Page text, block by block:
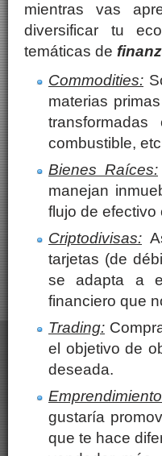
mientras vas
diversificar tu
temáticas de
Commodities:
materias
combustible,
Bienes Raíces:
manejan
flujo de efectivo
Criptodivisas:
tarjetas (de
se adapta a
financiero que
Trading:
el objetivo de
deseada.
gustaría
que te hace